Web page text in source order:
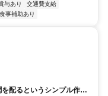
与あり
交通費支給
食事補助あり
配るというシンプル作業